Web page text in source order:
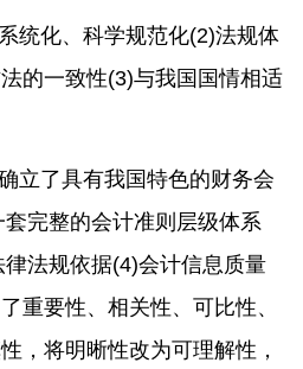
统化、科学规范化(2)法规体
的一致性(3)与我国国情相适
立了具有我国特色的财务会
完整的会计准则层级体系
法规依据(4)会计信息质量
重要性、相关性、可比性、
，将明晰性改为可理解性，